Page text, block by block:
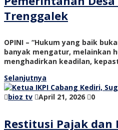
Trenggalek
OPINI – “Hukum yang baik
banyak mengatur, melainkan
menghadirkan keadilan,
Selanjutnya
bioz tv
April 21, 2026 0
Restitusi Pajak dan